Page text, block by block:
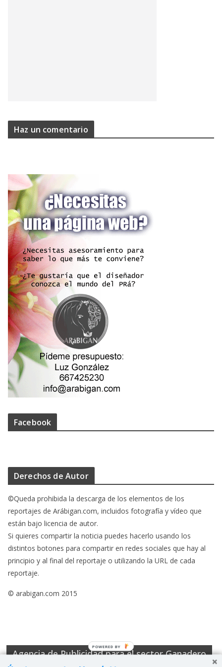
Haz un comentario
Facebook
Derechos de Autor
©Queda prohibida la descarga de los elementos de los
reportajes de Arábigan.com, incluidos fotografía y vídeo que
están bajo licencia de autor.
Si quieres compartir la noticia puedes hacerlo usando los
distintos botones para compartir en redes sociales que hay al
principio y al final del reportaje o utilizando la URL de cada
reportaje.
© arabigan.com 2015
Agencia de Publicidad para el sector Ganadero
P
O
W